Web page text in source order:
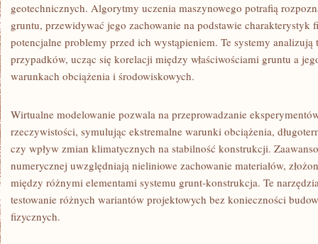
geotechnicznych. Algorytmy uczenia maszynowego potrafią
gruntu, przewidywać jego zachowanie na podstawie charakterystyk
potencjalne problemy przed ich wystąpieniem. Te systemy analizują
przypadków, ucząc się korelacji między właściwościami gruntu a
warunkach obciążenia i środowiskowych.
Wirtualne modelowanie pozwala na przeprowadzanie
rzeczywistości, symulując ekstremalne warunki obciążenia,
czy wpływ zmian klimatycznych na stabilność konstrukcji.
numerycznej uwzględniają nieliniowe zachowanie materiałów,
między różnymi elementami systemu grunt-konstrukcja. Te
testowanie różnych wariantów projektowych bez konieczności
fizycznych.